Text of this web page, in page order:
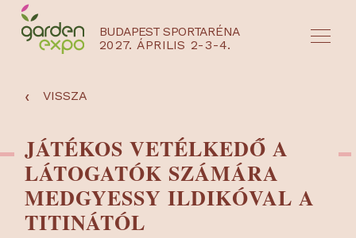
BUDAPEST SPORTARÉNA
2027. ÁPRILIS 2-3-4.
‹ VISSZA
JÁTÉKOS VETÉLKEDŐ A
LÁTOGATÓK SZÁMÁRA
MEDGYESSY ILDIKÓVAL A
TITINÁTÓL